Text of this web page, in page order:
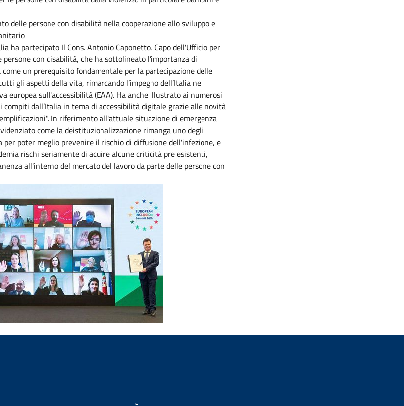
delle persone con disabilità nella cooperazione allo sviluppo e
ha partecipato Il Cons. Antonio Caponetto, Capo dell'Ufficio per
con disabilità, che ha sottolineato l’importanza di
un prerequisito fondamentale per la partecipazione delle
gli aspetti della vita, rimarcando l’impegno dell’Italia nel
europea sull'accessibilità (EAA). Ha anche illustrato ai numerosi
dall’Italia in tema di accessibilità digitale grazie alle novità
In riferimento all'attuale situazione di emergenza
come la deistituzionalizzazione rimanga uno degli
poter meglio prevenire il rischio di diffusione dell'infezione, e
rischi seriamente di acuire alcune criticità pre esistenti,
all'interno del mercato del lavoro da parte delle persone con